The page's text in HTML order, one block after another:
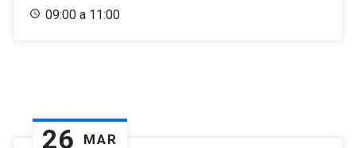
09:00 a 11:00
26 MAR